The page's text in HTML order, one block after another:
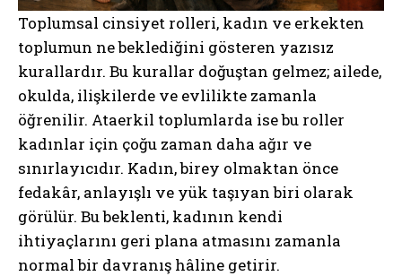
Toplumsal cinsiyet rolleri, kadın ve erkekten
toplumun ne beklediğini gösteren yazısız
kurallardır. Bu kurallar doğuştan gelmez; ailede,
okulda, ilişkilerde ve evlilikte zamanla
öğrenilir. Ataerkil toplumlarda ise bu roller
kadınlar için çoğu zaman daha ağır ve
sınırlayıcıdır. Kadın, birey olmaktan önce
fedakâr, anlayışlı ve yük taşıyan biri olarak
görülür. Bu beklenti, kadının kendi
ihtiyaçlarını geri plana atmasını zamanla
normal bir davranış hâline getirir.